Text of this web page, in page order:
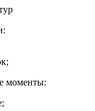
моменты: